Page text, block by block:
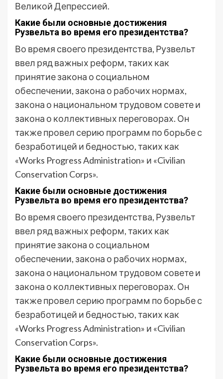
Великой Депрессией.
Какие были основные достижения
Рузвельта во время его президентства?
Во время своего президентства, Рузвельт
ввел ряд важных реформ, таких как
принятие закона о социальном
обеспечении, закона о рабочих нормах,
закона о национальном трудовом совете и
закона о коллективных переговорах. Он
также провел серию программ по борьбе с
безработицей и бедностью, таких как
«Works Progress Administration» и «Civilian
Conservation Corps».
Какие были основные достижения
Рузвельта во время его президентства?
Во время своего президентства, Рузвельт
ввел ряд важных реформ, таких как
принятие закона о социальном
обеспечении, закона о рабочих нормах,
закона о национальном трудовом совете и
закона о коллективных переговорах. Он
также провел серию программ по борьбе с
безработицей и бедностью, таких как
«Works Progress Administration» и «Civilian
Conservation Corps».
Какие были основные достижения
Рузвельта во время его президентства?